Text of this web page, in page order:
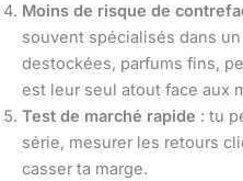
Moins de risque de
souvent spécialisés dans
destockées, parfums fins,
est leur seul atout face aux
Test de marché rapide : tu
série, mesurer les retours
casser ta marge.